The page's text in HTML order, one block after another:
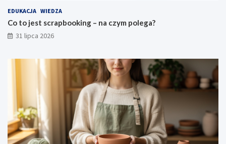
EDUKACJA WIEDZA
Co to jest scrapbooking – na czym polega?
31 lipca 2026